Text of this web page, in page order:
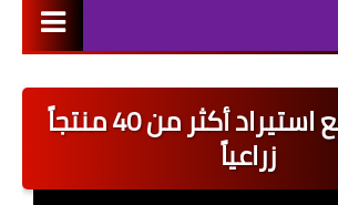
اخبار القطاع العام
العراق يمنع استيراد أكثر من 40 منتجاً
زراعياً